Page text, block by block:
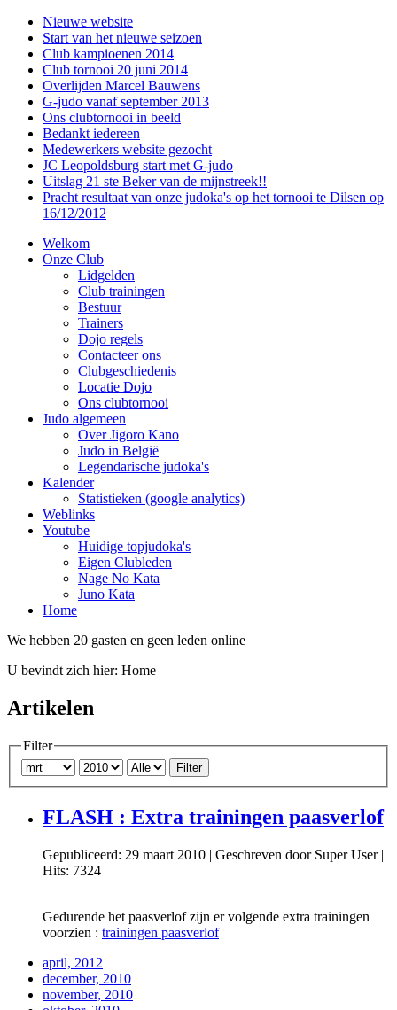
Nieuwe website
Start van het nieuwe seizoen
Club kampioenen 2014
Club tornooi 20 juni 2014
Overlijden Marcel Bauwens
G-judo vanaf september 2013
Ons clubtornooi in beeld
Bedankt iedereen
Medewerkers website gezocht
JC Leopoldsburg start met G-judo
Uitslag 21 ste Beker van de mijnstreek!!
Pracht resultaat van onze judoka's op het tornooi te Dilsen op
16/12/2012
Welkom
Onze Club
Lidgelden
Club trainingen
Bestuur
Trainers
Dojo regels
Contacteer ons
Clubgeschiedenis
Locatie Dojo
Ons clubtornooi
Judo algemeen
Over Jigoro Kano
Judo in België
Legendarische judoka's
Kalender
Statistieken (google analytics)
Weblinks
Youtube
Huidige topjudoka's
Eigen Clubleden
Nage No Kata
Juno Kata
Home
We hebben 20 gasten en geen leden online
U bevindt zich hier: Home
Artikelen
Filter
Filter
FLASH : Extra trainingen paasverlof
Gepubliceerd: 29 maart 2010 | Geschreven door Super User|
Hits: 7324
Gedurende het paasverlof zijn er volgende extra trainingen
voorzien : trainingen paasverlof
april, 2012
december, 2010
november, 2010